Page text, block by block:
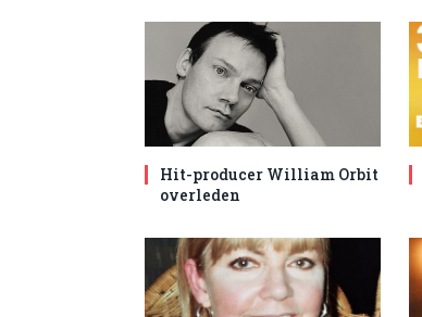
Hit-producer William Orbit
overleden